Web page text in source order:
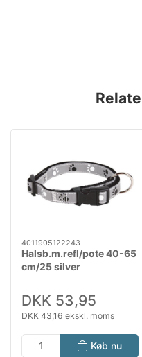
4011905122243
Halsb.m.refl/pote 40-65
cm/25 silver
DKK 53,95
DKK 43,16 ekskl. moms
Køb nu